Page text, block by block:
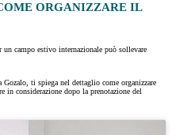
ORGANIZZARE IL
campo estivo internazionale può sollevare
ti spiega nel dettaglio come organizzare
considerazione dopo la prenotazione del